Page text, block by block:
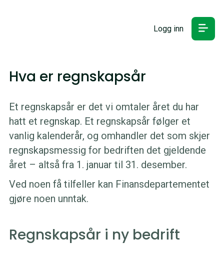
Logg inn
Hva er regnskapsår
Et regnskapsår er det vi omtaler året du har
hatt et regnskap. Et regnskapsår følger et
vanlig kalenderår, og omhandler det som skjer
regnskapsmessig for bedriften det gjeldende
året – altså fra 1. januar til 31. desember.
Ved noen få tilfeller kan Finansdepartementet
gjøre noen unntak.
Regnskapsår i ny bedrift